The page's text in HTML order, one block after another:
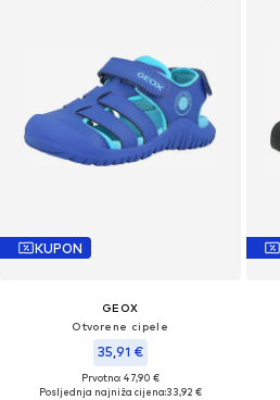
KUPON
GEOX
Otvorene cipele
35,91 €
Prvotno: 47,90 €
Posljednja najniža cijena:33,92 €